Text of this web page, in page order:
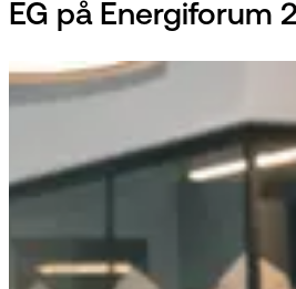
EG på Energiforum